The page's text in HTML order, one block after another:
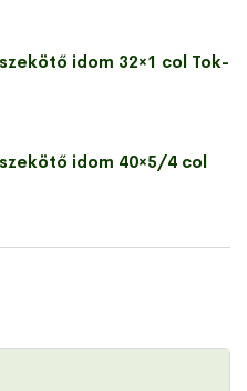
idom 32×1 col Tok-
idom 40×5/4 col